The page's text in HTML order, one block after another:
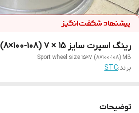
رینگ اسپرت سایز ۱۵ × ۷ (۱۰۸-۱۰۰×۸) رخ مشکی
Sport wheel size 15×7 (8×100-108) MB
برند:STC
توضیحات